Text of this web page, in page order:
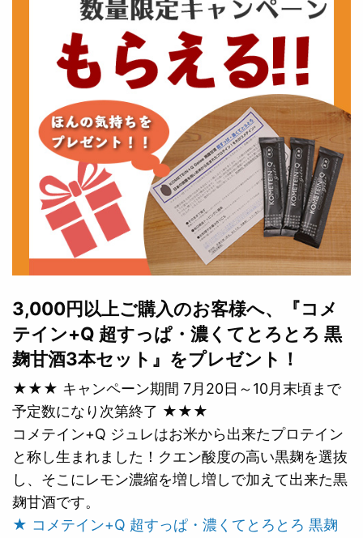
3,000円以上ご購入のお客様へ、『コメ
テイン+Q 超すっぱ・濃くてとろとろ 黒
麹甘酒3本セット』をプレゼント！
★★★ キャンペーン期間 7月20日～10月末頃まで
予定数になり次第終了 ★★★
コメテイン+Q ジュレはお米から出来たプロテイン
と称し生まれました！クエン酸度の高い黒麹を選抜
し、そこにレモン濃縮を増し増しで加えて出来た黒
麹甘酒です。
★ コメテイン+Q 超すっぱ・濃くてとろとろ 黒麹